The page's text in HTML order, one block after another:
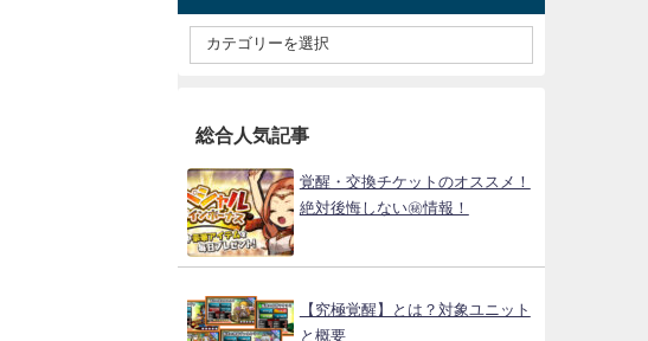
総合人気記事
覚醒・交換チケットのオススメ！
絶対後悔しない㊙情報！
【究極覚醒】とは？対象ユニット
と概要